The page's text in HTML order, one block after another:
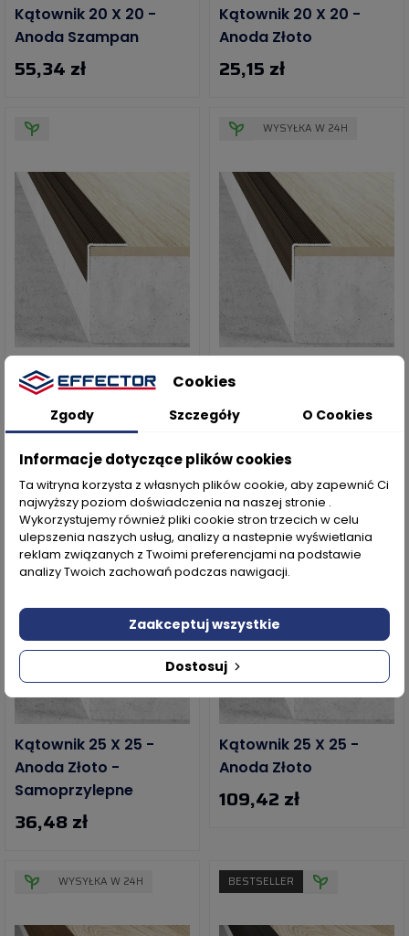
Kątownik 20 X 20 -
Anoda Szampan
55,34 zł
Kątownik 20 X 20 -
Anoda Złoto
25,15 zł
Kątownik 25 X 25 -
Anoda Brąz -
Samoprzylepne
40,11 zł
Anoda Brąz
80,25 zł
WYSYŁKA W 24H
Kątownik 25 X 25 -
Anoda Złoto -
Samoprzylepne
36,48 zł
WYSYŁKA W 24H
Kątownik 25 X 25 -
Anoda Złoto
109,42 zł
WYSYŁKA W 24H
WYSYŁKA W 24H BESTSELLER
Cookies
Zgody Szczegóły O Cookies
Informacje dotyczące plików cookies
Ta witryna korzysta z własnych plików cookie, aby zapewnić Ci
najwyższy poziom doświadczenia na naszej stronie .
Wykorzystujemy również pliki cookie stron trzecich w celu
ulepszenia naszych usług, analizy a nastepnie wyświetlania
reklam związanych z Twoimi preferencjami na podstawie
analizy Twoich zachowań podczas nawigacji.
Dostosuj
Zaakceptuj wszystkie